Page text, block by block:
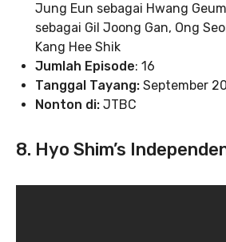
Jung Eun sebagai Hwang
sebagai Gil Joong Gan, Ong
Kang Hee Shik
Jumlah Episode: 16
Tanggal Tayang: September
Nonton di: JTBC
8. Hyo Shim’s